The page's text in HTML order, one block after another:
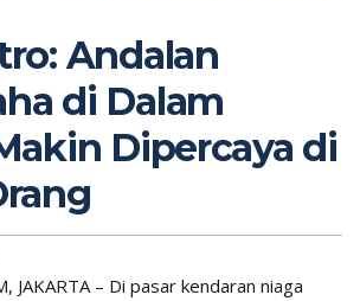
Andalan
di Dalam
Dipercaya di
JAKARTA – Di pasar kendaran niaga